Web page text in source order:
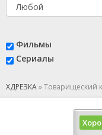
Фильмы
Сериалы
ХДРЕЗКА»Товарищеский